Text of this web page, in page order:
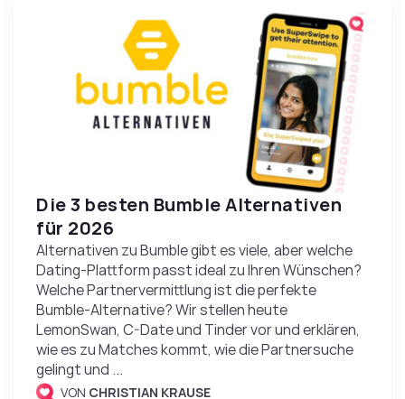
Die 3 besten Bumble Alternativen
für 2026
Alternativen zu Bumble gibt es viele, aber welche
Dating-Plattform passt ideal zu Ihren Wünschen?
Welche Partnervermittlung ist die perfekte
Bumble-Alternative? Wir stellen heute
LemonSwan, C-Date und Tinder vor und erklären,
wie es zu Matches kommt, wie die Partnersuche
gelingt und ...
VON CHRISTIAN KRAUSE